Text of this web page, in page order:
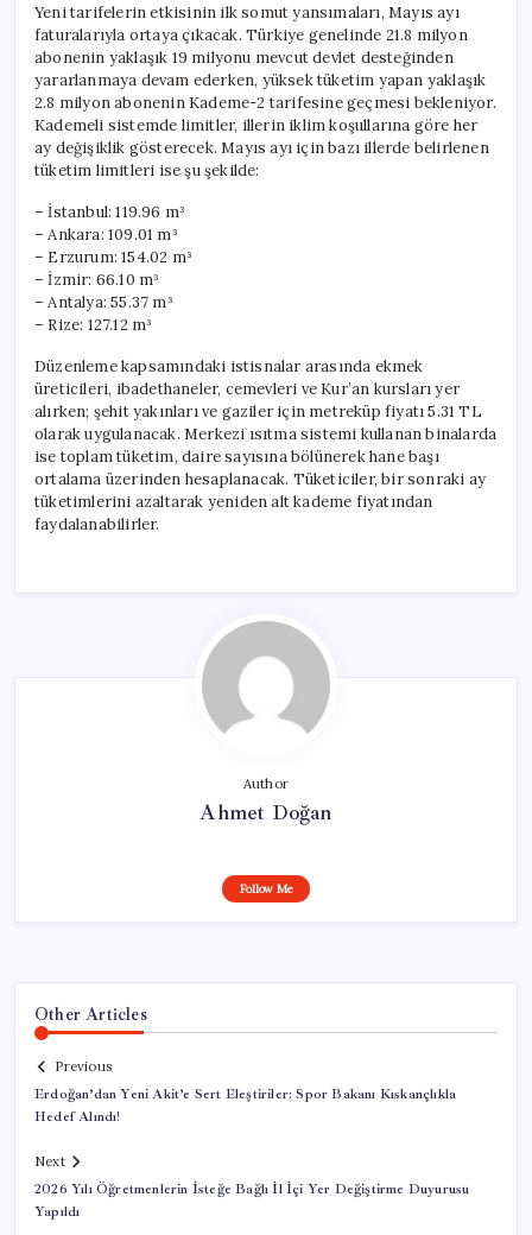
Yeni tarifelerin etkisinin ilk somut yansımaları, Mayıs ayı
faturalarıyla ortaya çıkacak. Türkiye genelinde 21.8 milyon
abonenin yaklaşık 19 milyonu mevcut devlet desteğinden
yararlanmaya devam ederken, yüksek tüketim yapan yaklaşık
2.8 milyon abonenin Kademe-2 tarifesine geçmesi bekleniyor.
Kademeli sistemde limitler, illerin iklim koşullarına göre her
ay değişiklik gösterecek. Mayıs ayı için bazı illerde belirlenen
tüketim limitleri ise şu şekilde:
– İstanbul: 119.96 m³
– Ankara: 109.01 m³
– Erzurum: 154.02 m³
– İzmir: 66.10 m³
– Antalya: 55.37 m³
– Rize: 127.12 m³
Düzenleme kapsamındaki istisnalar arasında ekmek
üreticileri, ibadethaneler, cemevleri ve Kur’an kursları yer
alırken; şehit yakınları ve gaziler için metreküp fiyatı 5.31 TL
olarak uygulanacak. Merkezi ısıtma sistemi kullanan binalarda
ise toplam tüketim, daire sayısına bölünerek hane başı
ortalama üzerinden hesaplanacak. Tüketiciler, bir sonraki ay
tüketimlerini azaltarak yeniden alt kademe fiyatından
faydalanabilirler.
Author
Ahmet Doğan
Follow Me
Other Articles
Previous
Erdoğan’dan Yeni Akit’e Sert Eleştiriler: Spor Bakanı Kıskançlıkla
Hedef Alındı!
Next
2026 Yılı Öğretmenlerin İsteğe Bağlı İl İçi Yer Değiştirme Duyurusu
Yapıldı